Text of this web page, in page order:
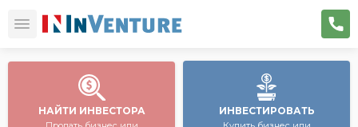
НАЙТИ ИНВЕСТОРА ИНВЕСТИРОВАТЬ